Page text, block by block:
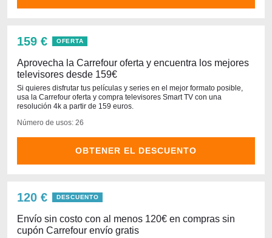
159 € OFERTA
Aprovecha la Carrefour oferta y encuentra los mejores
televisores desde 159€
Si quieres disfrutar tus películas y series en el mejor formato posible,
usa la Carrefour oferta y compra televisores Smart TV con una
resolución 4k a partir de 159 euros.
Número de usos: 26
OBTENER EL DESCUENTO
120 € DESCUENTO
Envío sin costo con al menos 120€ en compras sin
cupón Carrefour envío gratis